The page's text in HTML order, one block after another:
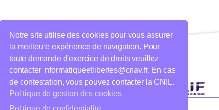
Notre site utilise des cookies pour vous assurer
la meilleure expérience de navigation. Pour
toute demande d'exercice de droits veuillez
contacter informatiqueetlibertes@cnav.fr. En cas
de contestation, vous pouvez contacter la CNIL.
Politique de gestion des cookies